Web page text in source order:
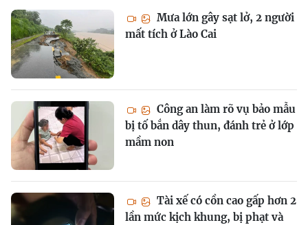
Mưa lớn gây sạt lở, 2 người
mất tích ở Lào Cai
Công an làm rõ vụ bảo mẫu
bị tố bắn dây thun, đánh trẻ ở lớp
mầm non
Tài xế có cồn cao gấp hơn 2
lần mức kịch khung, bị phạt và